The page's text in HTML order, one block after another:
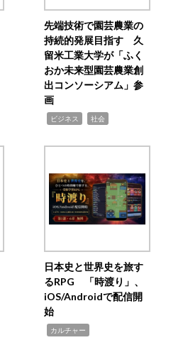
先端技術で園芸農業の
持続的発展目指す 久
留米工業大学が「ふく
おか未来型園芸農業創
出コンソーシアム」参
画
ビジネス 社会
日本史と世界史を旅す
るRPG 「時渡り」、
iOS/Androidで配信開
始
カルチャー